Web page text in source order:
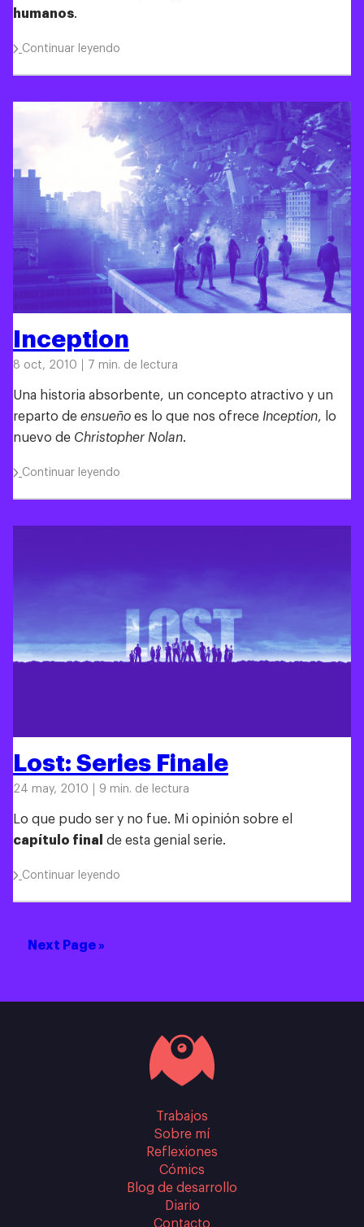
humanos.
Continuar leyendo
Inception
8 oct, 2010 7 min. de lectura
Una historia absorbente, un concepto atractivo y un
reparto de ensueño es lo que nos ofrece Inception, lo
nuevo de Christopher Nolan.
Continuar leyendo
Lost: Series Finale
24 may, 2010 9 min. de lectura
Lo que pudo ser y no fue. Mi opinión sobre el
capítulo final
de esta genial serie.
Continuar leyendo
Next Page »
Trabajos
Sobre mí
Reflexiones
Cómics
Blog de desarrollo
Diario
Contacto